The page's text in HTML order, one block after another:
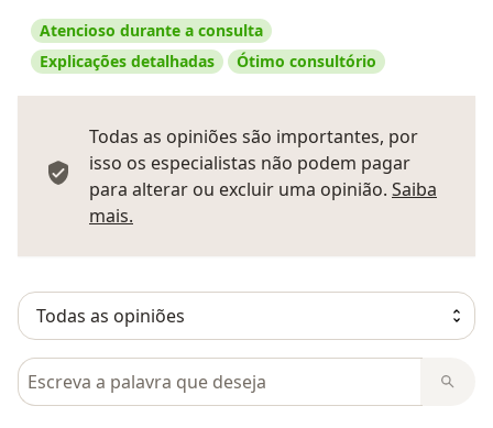
Atencioso durante a consulta
Explicações detalhadas
Ótimo consultório
Todas as opiniões são importantes, por
isso os especialistas não podem pagar
para alterar ou excluir uma opinião. Saiba
mais.
Pesquisar em opiniões